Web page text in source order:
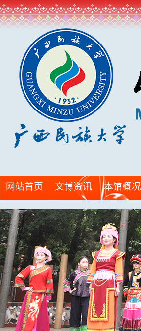
网站首页 文博资讯 本馆概况